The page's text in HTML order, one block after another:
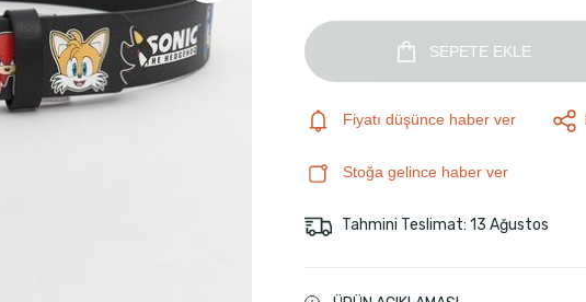
SEPETE EKLE
Fiyatı düşünce haber ver
Stoğa gelince haber ver
Tahmini Teslimat: 13 Ağustos